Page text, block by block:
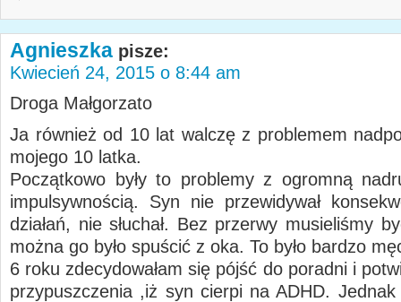
Agnieszka pisze:
Kwiecień 24, 2015 o 8:44 am
Droga Małgorzato
Ja również od 10 lat walczę z problemem
mojego 10 latka.
Początkowo były to problemy z ogromną
impulsywnością. Syn nie przewidywał
działań, nie słuchał. Bez przerwy musieliśmy
można go było spuścić z oka. To było bardzo
6 roku zdecydowałam się pójść do poradni i
przypuszczenia ,iż syn cierpi na ADHD. Jednak